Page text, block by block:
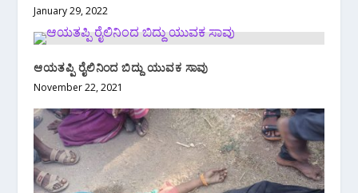
January 29, 2022
ಆಯತಪ್ಪಿ ರೈಲಿನಿಂದ ಬಿದ್ದು ಯುವಕ‌ ಸಾವು
November 22, 2021